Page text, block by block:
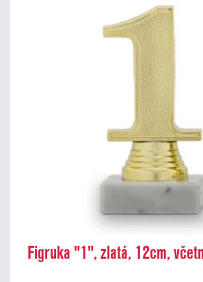
Figruka "1", zlatá, 12cm,